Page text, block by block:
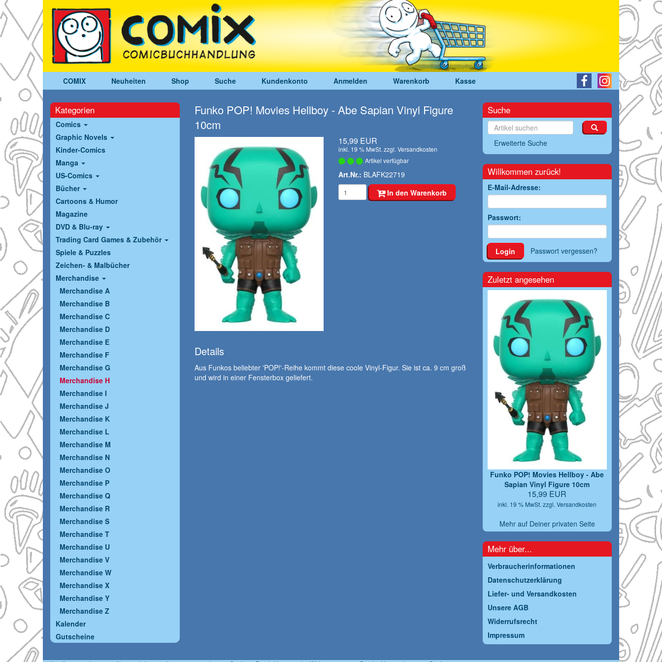
COMIX Neuheiten Shop Suche Kundenkonto Anmelden Warenkorb Kasse
Kategorien
Comics
Graphic Novels
Kinder-Comics
Manga
US-Comics
Bücher
Cartoons & Humor
Magazine
DVD & Blu-ray
Trading Card Games & Zubehör
Spiele & Puzzles
Zeichen- & Malbücher
Merchandise
Merchandise A
Merchandise B
Merchandise C
Merchandise D
Merchandise E
Merchandise F
Merchandise G
Merchandise H
Merchandise I
Merchandise J
Merchandise K
Merchandise L
Merchandise M
Merchandise N
Merchandise O
Merchandise P
Merchandise Q
Merchandise R
Merchandise S
Merchandise T
Merchandise U
Merchandise V
Merchandise W
Merchandise X
Merchandise Y
Merchandise Z
Kalender
Gutscheine
Funko POP! Movies Hellboy - Abe Sapian Vinyl Figure
10cm
15,99 EUR
inkl. 19 % MwSt. zzgl. Versandkosten
Artikel verfügbar
Art.Nr.: BLAFK22719
In den Warenkorb
Details
Aus Funkos beliebter 'POP!'-Reihe kommt diese coole Vinyl-Figur. Sie ist ca. 9 cm groß
und wird in einer Fensterbox geliefert.
Suche
Erweiterte Suche
Willkommen zurück!
E-Mail-Adresse:
Passwort:
Login Passwort vergessen?
Zuletzt angesehen
Funko POP! Movies Hellboy - Abe
Sapian Vinyl Figure 10cm
15,99 EUR
inkl. 19 % MwSt. zzgl.Versandkosten
Mehr auf Deiner privaten Seite
Mehr über...
Verbraucherinformationen
Datenschutzerklärung
Liefer- und Versandkosten
Unsere AGB
Widerrufsrecht
Impressum